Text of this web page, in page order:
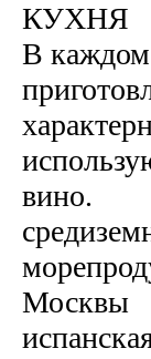
КУХНЯ
В каждом
вино.
Москвы